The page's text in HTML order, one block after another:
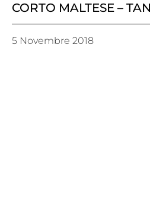
CORTO MALTESE –
5 Novembre 2018